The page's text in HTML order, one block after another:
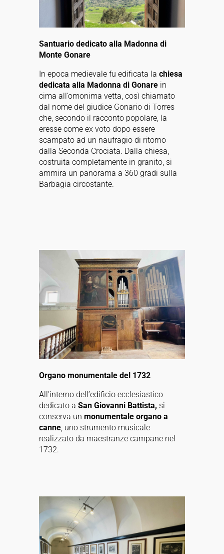
Santuario dedicato alla Madonna di
Monte Gonare
In epoca medievale fu edificata lachiesa
dedicata alla Madonna di Gonare in
cima all’omonima vetta, così chiamato
dal nome del giudice Gonario di Torres
che, secondo il racconto popolare, la
eresse come ex voto dopo essere
scampato ad un naufragio di ritorno
dalla Seconda Crociata. Dalla chiesa,
costruita completamente in granito, si
ammira un panorama a 360 gradi sulla
Barbagia circostante.
Organo monumentale del 1732
All’interno dell’edificio ecclesiastico
dedicato aSan Giovanni Battista, si
conserva unmonumentale organo a
canne, uno strumento musicale
realizzato da maestranze campane nel
1732.